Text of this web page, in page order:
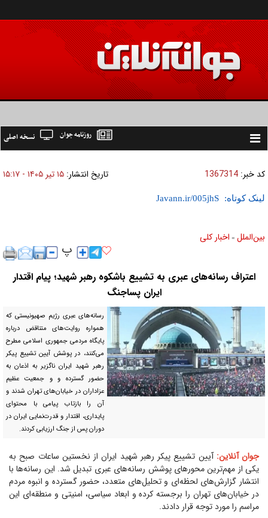
Toggle
نسخه اصلی روزنامه جوان
کد خبر: 1367314 تاریخ انتشار: ۱۵ تير ۱۴۰۵ - ۱۵:۱۷
لینک کوتاه:
بين‌الملل » اخبار كلی
اعتراف رسانه‌های عبری به تشییع باشکوه رهبر شهید؛ پیام اقتدار
ایران پساجنگ
رسانه‌های عبری رژیم صهیونیستی که
همواره روایت‌های متناقض درباره
پایگاه مردمی جمهوری اسلامی مطرح
می‌کنند، در پوشش آیین تشییع پیکر
رهبر شهید ایران ناگزیر به اذعان به
حضور گسترده و و جمعیت عظیم
عزاداران در خیابان‌های تهران شدند و
آن را بازتاب پیامی با محتوای
پایداری، اقتدار و قدرت‌نمایی ایران در
دوران پس از جنگ ارزیابی کردند.
جوان آنلاین: آیین تشییع پیکر رهبر شهید ایران از نخستین ساعات صبح به
یکی از مهم‌ترین محورهای پوشش رسانه‌های عبری تبدیل شد. این رسانه‌ها با
انتشار گزارش‌های لحظه‌ای و تحلیل‌های متعدد، حضور گسترده و انبوه مردم
در خیابان‌های تهران را برجسته کرده و ابعاد سیاسی، امنیتی و منطقه‌ای این
مراسم را مورد توجه قرار دادند.